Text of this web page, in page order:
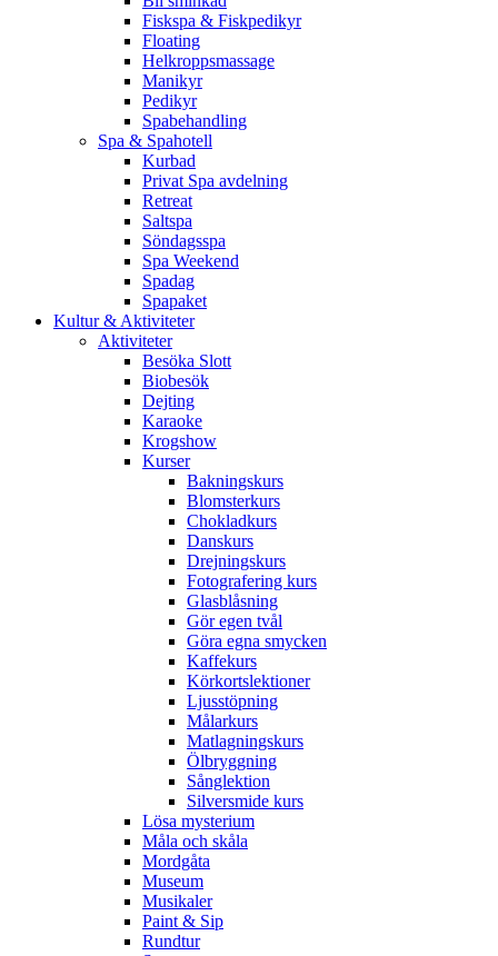
Fiskspa & Fiskpedikyr
Floating
Helkroppsmassage
Manikyr
Pedikyr
Spabehandling
Spa & Spahotell
Kurbad
Privat Spa avdelning
Retreat
Saltspa
Söndagsspa
Spa Weekend
Spadag
Spapaket
Kultur & Aktiviteter
Aktiviteter
Besöka Slott
Biobesök
Dejting
Karaoke
Krogshow
Kurser
Bakningskurs
Blomsterkurs
Chokladkurs
Danskurs
Drejningskurs
Fotografering kurs
Glasblåsning
Gör egen tvål
Göra egna smycken
Kaffekurs
Körkortslektioner
Ljusstöpning
Målarkurs
Matlagningskurs
Ölbryggning
Sånglektion
Silversmide kurs
Lösa mysterium
Måla och skåla
Mordgåta
Museum
Musikaler
Paint & Sip
Rundtur